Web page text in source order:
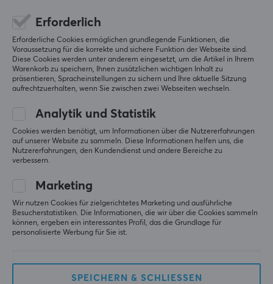
Pulsar
X2 Wireless Gaming-
Maus - Grün - Founder's
(56)
119.95 €
Pulsar
X2 Mini Wireless
(69)
119.95 €
Erforderlich
Erforderliche Cookies ermöglichen grundlegende Funktionen, die
Voraussetzung für die korrekte und sichere Funktion der Webseite sind.
Diese Cookies werden unter anderem eingesetzt, um die Artikel in Ihrem
Warenkorb zu speichern, Ihnen zusätzlichen wichtigen Inhalt zu
präsentieren, Spracheinstellungen zu sichern und Ihre aktuelle Sitzung
aufrechtzuerhalten, wenn Sie zwischen zwei Webseiten wechseln.
Analytik und Statistik
Cookies werden benötigt, um Informationen über die Nutzererfahrungen
auf unserer Website zu sammeln. Diese Informationen helfen uns, die
Nutzererfahrungen, den Kundendienst und andere Bereiche zu
verbessern.
Marketing
Wir nutzen Cookies für zielgerichtetes Marketing und ausführliche
Besucherstatistiken. Die Informationen, die wir über die Cookies sammeln
können, ergeben ein interessantes Profil, das die Grundlage für
personalisierte Werbung für Sie ist.
SPEICHERN & SCHLIESSEN